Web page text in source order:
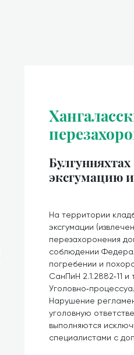
эксгумацию
На территории
эксгумации
перезахоронения
соблюдении
погребении и
СанПиН 2.1.2882‑11 и
Нарушение
уголовную
выполняются
специалистами с